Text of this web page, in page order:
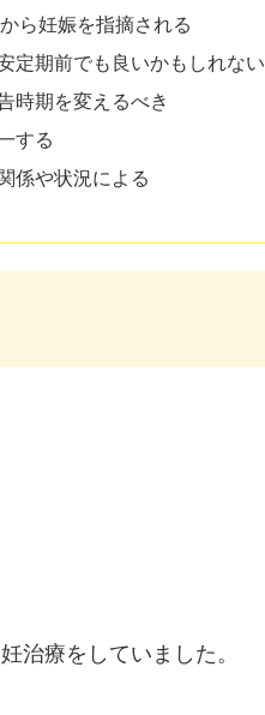
ら妊娠を指摘される
定期前でも良いかもしれない
時期を変えるべき
する
係や状況による
治療をしていました。